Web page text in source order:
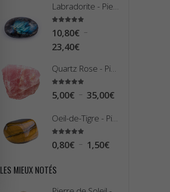
prix :
Labradorite - Pierre Plate (Galet)
10,80€ –
23,40€
prix :
10,80€
23,40€
Quartz Rose - Pierre Brute
5,00€ – 35,00€
prix :
Oeil-de-Tigre - Pierre Roulée
0,80€ – 1,50€
LES MIEUX NOTÉS